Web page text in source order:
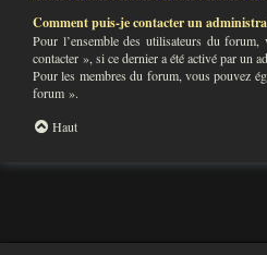
Comment puis-je contacter un
Pour l’ensemble des utilisateurs du
contacter », si ce dernier a été activé par un
Pour les membres du forum, vous pouvez
forum ».
Haut